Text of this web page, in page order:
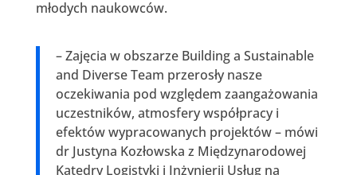
młodych naukowców.
– Zajęcia w obszarze Building a Sustainable
and Diverse Team przerosły nasze
oczekiwania pod względem zaangażowania
uczestników, atmosfery współpracy i
efektów wypracowanych projektów – mówi
dr Justyna Kozłowska z Międzynarodowej
Katedry Logistyki i Inżynierii Usług na